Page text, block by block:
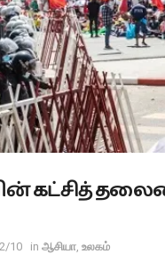
கட்சித்
10 in ஆசியா உலகம்